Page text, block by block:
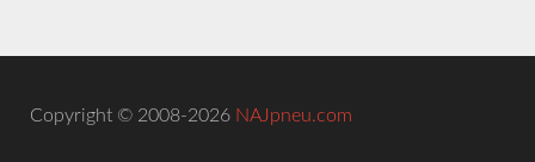
Copyright © 2008-2026 NAJpneu.com